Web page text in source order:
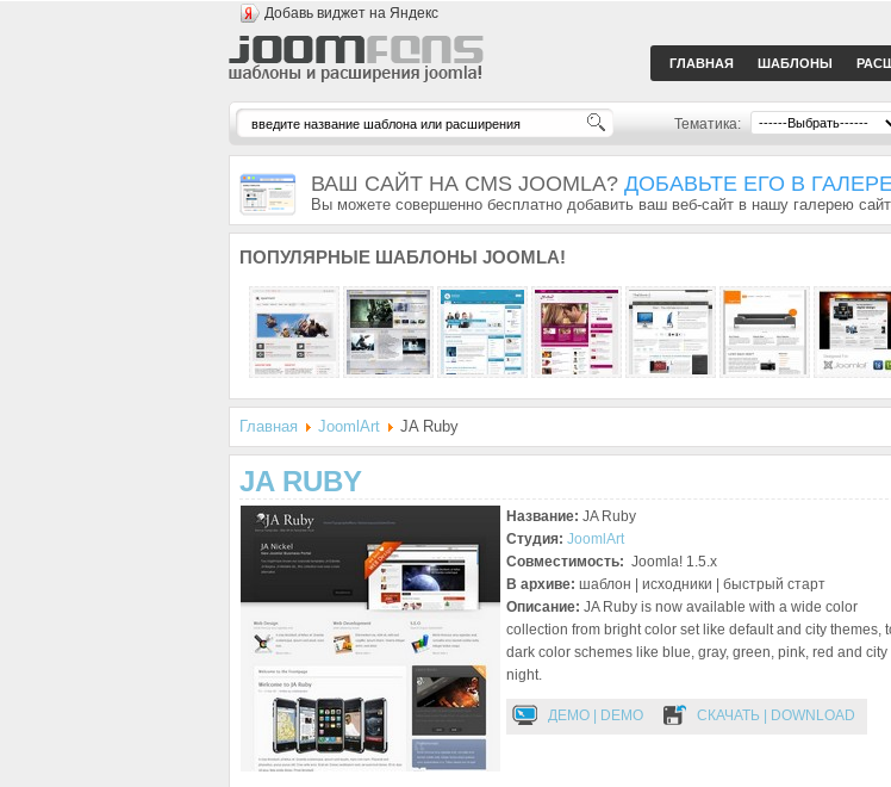
Добавь виджет на Яндекс
ГЛАВНАЯ ШАБЛОНЫ
Тематика:
ВАШ САЙТ НА CMS JOOMLA? ДОБАВЬТЕ ЕГО В
Вы можете совершенно бесплатно добавить ваш веб-сайт в нашу галерею
ПОПУЛЯРНЫЕ ШАБЛОНЫ JOOMLA!
Главная JoomlArt JA Ruby
JA RUBY
Название: JA Ruby
Студия: JoomlArt
Совместимость: Joomla! 1.5.x
В архиве: шаблон | исходники | быстрый старт
Описание: JA Ruby is now available with a wide color
collection from bright color set like default and city themes,
dark color schemes like blue, gray, green, pink, red and city
night.
ДЕМО | DEMO СКАЧАТЬ | DOWNLOAD